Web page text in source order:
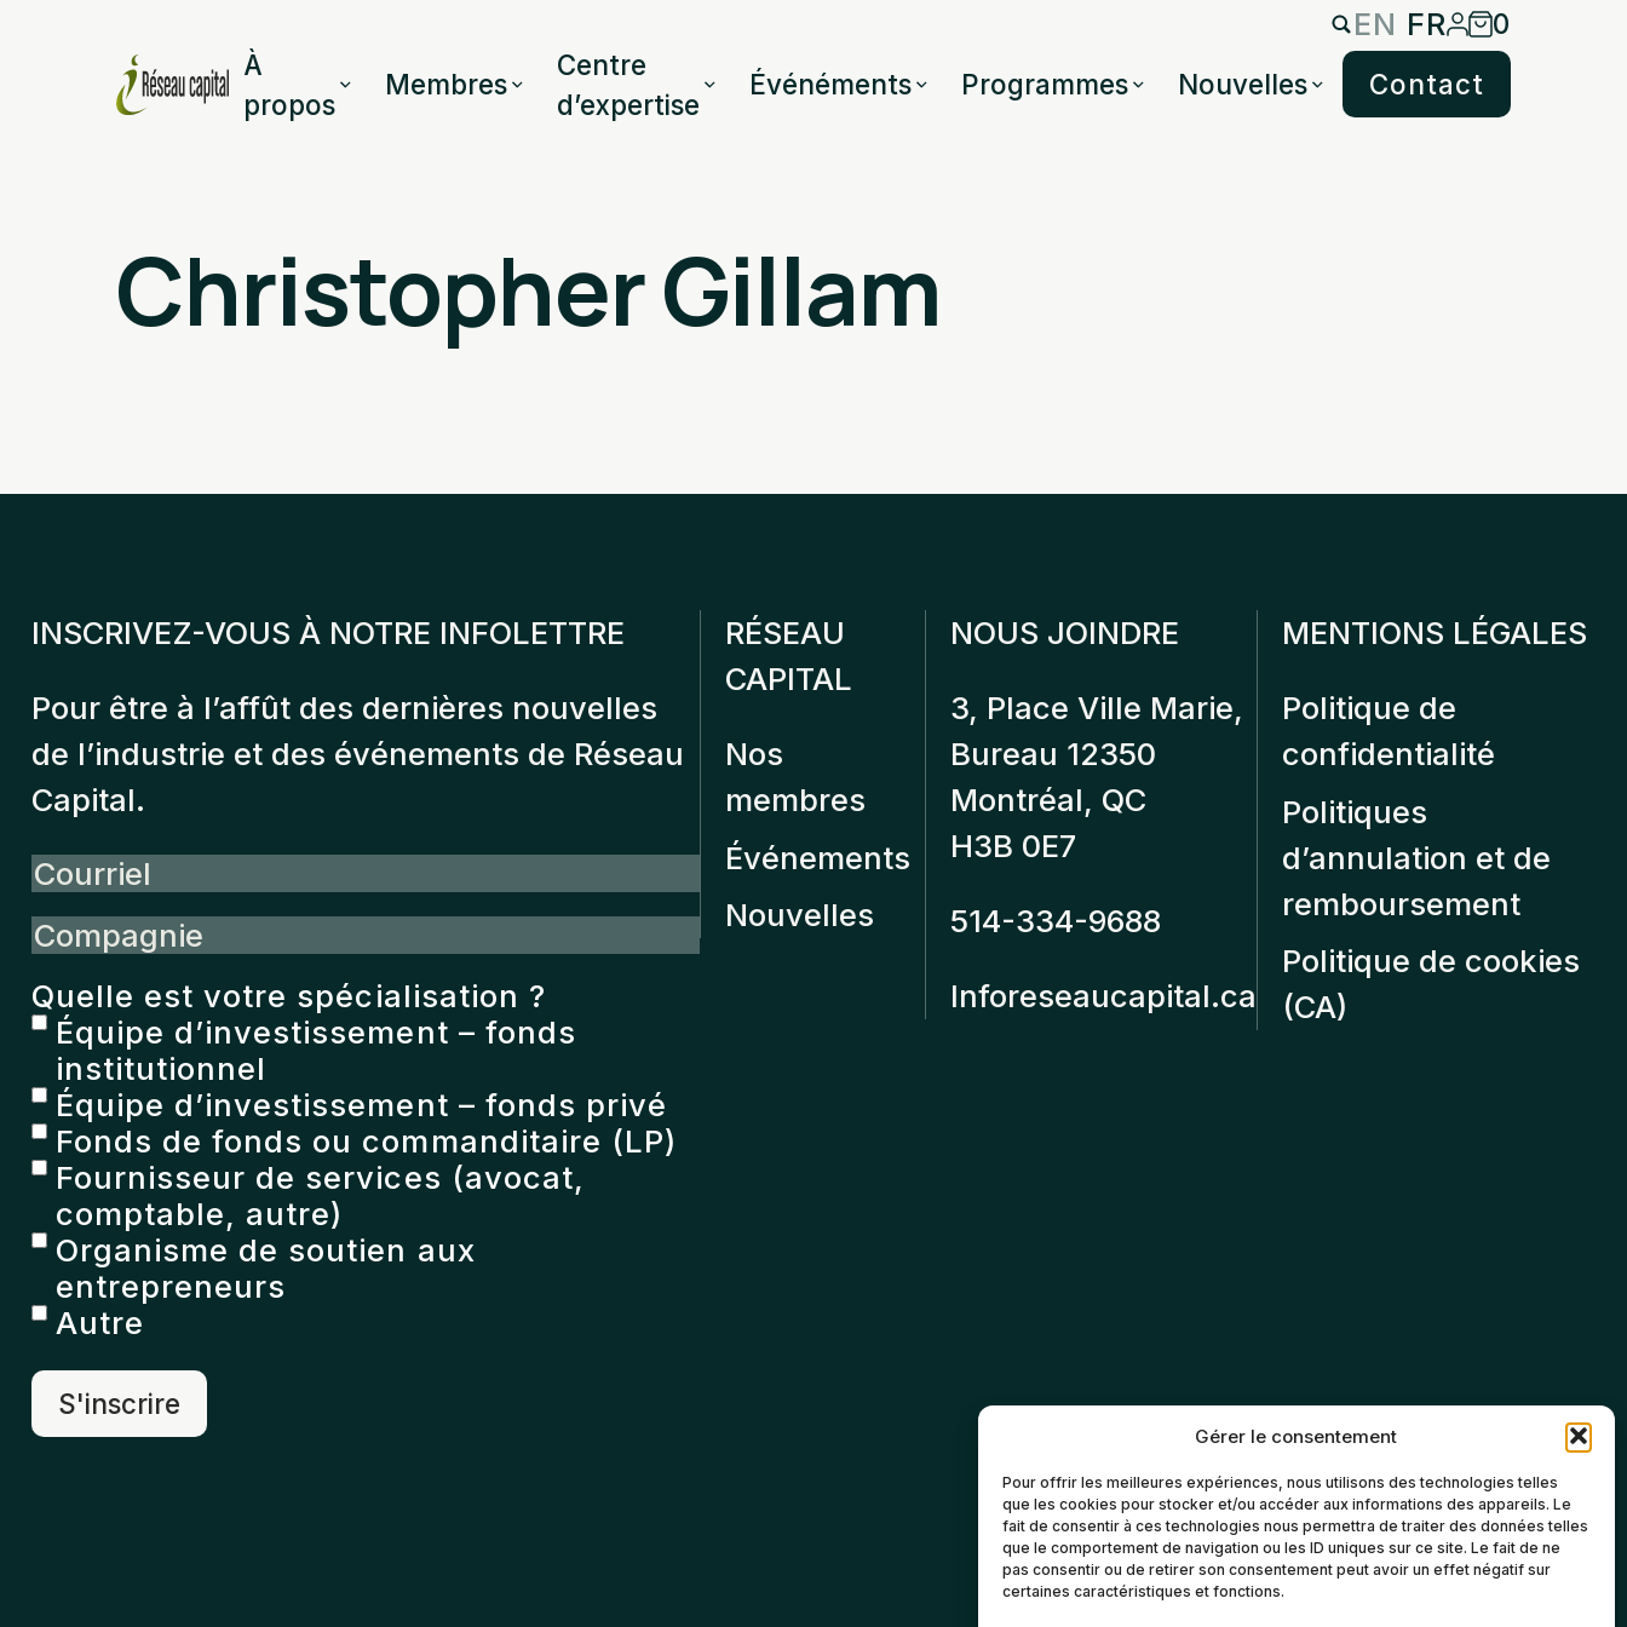
Gérer le consentement
Pour offrir les meilleures expériences, nous utilisons des technologies telles
que les cookies pour stocker et/ou accéder aux informations des appareils. Le
fait de consentir à ces technologies nous permettra de traiter des données telles
que le comportement de navigation ou les ID uniques sur ce site. Le fait de ne
pas consentir ou de retirer son consentement peut avoir un effet négatif sur
certaines caractéristiques et fonctions.
EN FR
0
À
propos
Membres
Centre
d’expertise
Événéments Programmes Nouvelles Contact
Christopher Gillam
INSCRIVEZ-VOUS À NOTRE INFOLETTRE
Pour être à l’affût des dernières nouvelles
de l’industrie et des événements de Réseau
Capital.
Courriel
Compagnie
Quelle est votre spécialisation ?
Équipe d’investissement – fonds
institutionnel
Équipe d’investissement – fonds privé
Fonds de fonds ou commanditaire (LP)
Fournisseur de services (avocat,
comptable, autre)
Organisme de soutien aux
entrepreneurs
Autre
RÉSEAU
CAPITAL
Nos
membres
Événements
Nouvelles
NOUS JOINDRE
3, Place Ville Marie,
Bureau 12350
Montréal, QC
H3B 0E7
514-334-9688
Inforeseaucapital.ca
MENTIONS LÉGALES
Politique de
confidentialité
Politiques
d’annulation et de
remboursement
Politique de cookies
(CA)